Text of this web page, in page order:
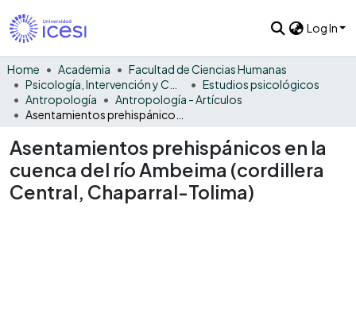
Log In
Home Academia
Facultad de Ciencias Humanas
Estudios psicológicos
Antropología
Antropología - Artículos
Asentamientos prehispánicos en la
cuenca del río Ambeima (cordillera
Central, Chaparral-Tolima)